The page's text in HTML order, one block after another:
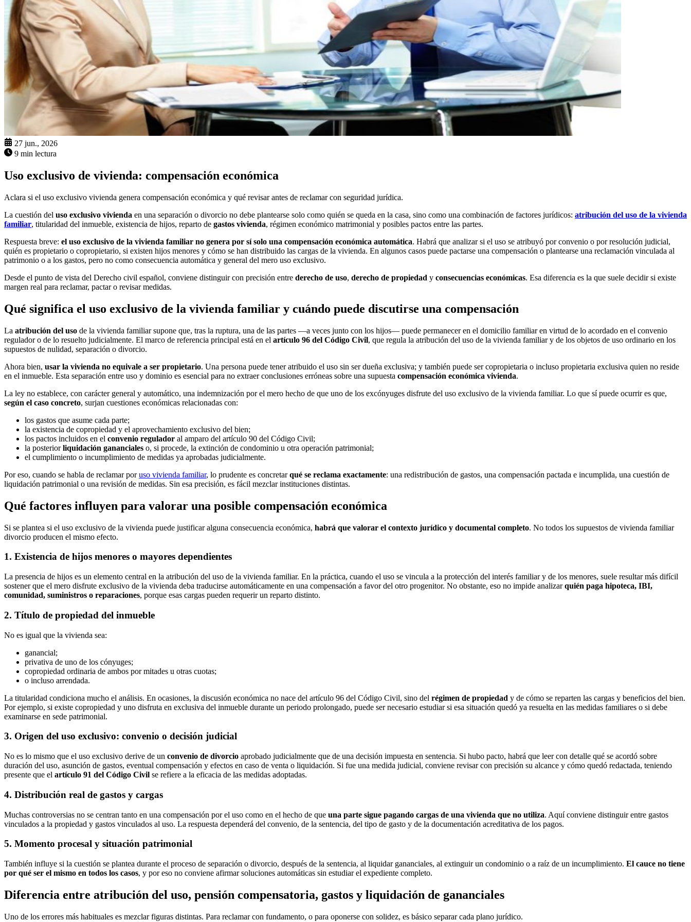
27 jun., 2026
9 min lectura
Uso exclusivo de vivienda: compensación económica
Aclara si el uso exclusivo vivienda genera compensación económica y qué revisar antes de reclamar con seguridad jurídica.
La cuestión del uso exclusivo vivienda en una separación o divorcio no debe plantearse solo como quién se queda en la casa, sino como una combinación de factores jurídicos: atribución del uso de la vivienda
familiar, titularidad del inmueble, existencia de hijos, reparto de gastos vivienda, régimen económico matrimonial y posibles pactos entre las partes.
Respuesta breve: el uso exclusivo de la vivienda familiar no genera por sí solo una compensación económica automática. Habrá que analizar si el uso se atribuyó por convenio o por resolución judicial,
quién es propietario o copropietario, si existen hijos menores y cómo se han distribuido las cargas de la vivienda. En algunos casos puede pactarse una compensación o plantearse una reclamación vinculada al
patrimonio o a los gastos, pero no como consecuencia automática y general del mero uso exclusivo.
Desde el punto de vista del Derecho civil español, conviene distinguir con precisión entre derecho de uso, derecho de propiedad y consecuencias económicas. Esa diferencia es la que suele decidir si existe
margen real para reclamar, pactar o revisar medidas.
Qué significa el uso exclusivo de la vivienda familiar y cuándo puede discutirse una compensación
La atribución del uso de la vivienda familiar supone que, tras la ruptura, una de las partes —a veces junto con los hijos— puede permanecer en el domicilio familiar en virtud de lo acordado en el convenio
regulador o de lo resuelto judicialmente. El marco de referencia principal está en el artículo 96 del Código Civil, que regula la atribución del uso de la vivienda familiar y de los objetos de uso ordinario en los
supuestos de nulidad, separación o divorcio.
Ahora bien, usar la vivienda no equivale a ser propietario. Una persona puede tener atribuido el uso sin ser dueña exclusiva; y también puede ser copropietaria o incluso propietaria exclusiva quien no reside
en el inmueble. Esta separación entre uso y dominio es esencial para no extraer conclusiones erróneas sobre una supuesta compensación económica vivienda.
La ley no establece, con carácter general y automático, una indemnización por el mero hecho de que uno de los excónyuges disfrute del uso exclusivo de la vivienda familiar. Lo que sí puede ocurrir es que,
según el caso concreto, surjan cuestiones económicas relacionadas con:
los gastos que asume cada parte;
la existencia de copropiedad y el aprovechamiento exclusivo del bien;
los pactos incluidos en el convenio regulador al amparo del artículo 90 del Código Civil;
la posteriorliquidación gananciales o, si procede, la extinción de condominio u otra operación patrimonial;
el cumplimiento o incumplimiento de medidas ya aprobadas judicialmente.
Por eso, cuando se habla de reclamar poruso vivienda familiar, lo prudente es concretarqué se reclama exactamente: una redistribución de gastos, una compensación pactada e incumplida, una cuestión de
liquidación patrimonial o una revisión de medidas. Sin esa precisión, es fácil mezclar instituciones distintas.
Qué factores influyen para valorar una posible compensación económica
Si se plantea si el uso exclusivo de la vivienda puede justificar alguna consecuencia económica, habrá que valorar el contexto jurídico y documental completo. No todos los supuestos de vivienda familiar
divorcio producen el mismo efecto.
1. Existencia de hijos menores o mayores dependientes
La presencia de hijos es un elemento central en la atribución del uso de la vivienda familiar. En la práctica, cuando el uso se vincula a la protección del interés familiar y de los menores, suele resultar más difícil
sostener que el mero disfrute exclusivo de la vivienda deba traducirse automáticamente en una compensación a favor del otro progenitor. No obstante, eso no impide analizarquién paga hipoteca, IBI,
comunidad, suministros o reparaciones, porque esas cargas pueden requerir un reparto distinto.
2. Título de propiedad del inmueble
No es igual que la vivienda sea:
ganancial;
privativa de uno de los cónyuges;
copropiedad ordinaria de ambos por mitades u otras cuotas;
o incluso arrendada.
La titularidad condiciona mucho el análisis. En ocasiones, la discusión económica no nace del artículo 96 del Código Civil, sino del régimen de propiedad y de cómo se reparten las cargas y beneficios del bien.
Por ejemplo, si existe copropiedad y uno disfruta en exclusiva del inmueble durante un periodo prolongado, puede ser necesario estudiar si esa situación quedó ya resuelta en las medidas familiares o si debe
examinarse en sede patrimonial.
3. Origen del uso exclusivo: convenio o decisión judicial
No es lo mismo que el uso exclusivo derive de un convenio de divorcio aprobado judicialmente que de una decisión impuesta en sentencia. Si hubo pacto, habrá que leer con detalle qué se acordó sobre
duración del uso, asunción de gastos, eventual compensación y efectos en caso de venta o liquidación. Si fue una medida judicial, conviene revisar con precisión su alcance y cómo quedó redactada, teniendo
presente que el artículo 91 del Código Civil se refiere a la eficacia de las medidas adoptadas.
4. Distribución real de gastos y cargas
Muchas controversias no se centran tanto en una compensación por el uso como en el hecho de que una parte sigue pagando cargas de una vivienda que no utiliza. Aquí conviene distinguir entre gastos
vinculados a la propiedad y gastos vinculados al uso. La respuesta dependerá del convenio, de la sentencia, del tipo de gasto y de la documentación acreditativa de los pagos.
5. Momento procesal y situación patrimonial
También influye si la cuestión se plantea durante el proceso de separación o divorcio, después de la sentencia, al liquidar gananciales, al extinguir un condominio o a raíz de un incumplimiento. El cauce no tiene
por qué ser el mismo en todos los casos, y por eso no conviene afirmar soluciones automáticas sin estudiar el expediente completo.
Diferencia entre atribución del uso, pensión compensatoria, gastos y liquidación de gananciales
Uno de los errores más habituales es mezclar figuras distintas. Para reclamar con fundamento, o para oponerse con solidez, es básico separar cada plano jurídico.